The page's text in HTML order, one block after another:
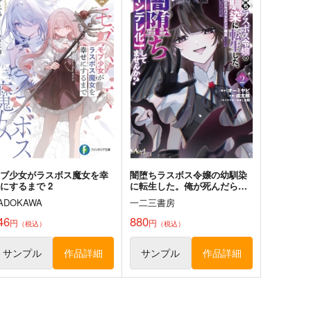
少女がラスボス魔女を幸
するまで 2
円 （税込）
サンプル 作品詳細
闇堕ちラスボス令嬢の幼馴染
に転生した。俺が死んだらバ
ッドエンド確定なので最強に
なったけど、もう闇堕ち〈ヤ
ンデレ化〉してませんか? 2
一二三書房
880円 （税込）
サンプル 作品詳細